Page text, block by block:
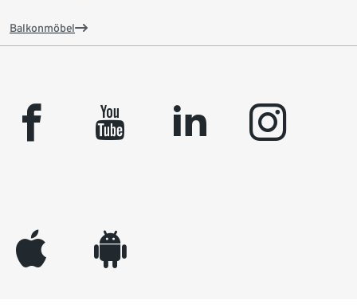
Balkonmöbel
facebook youtube linkedin instagram
appleinc android